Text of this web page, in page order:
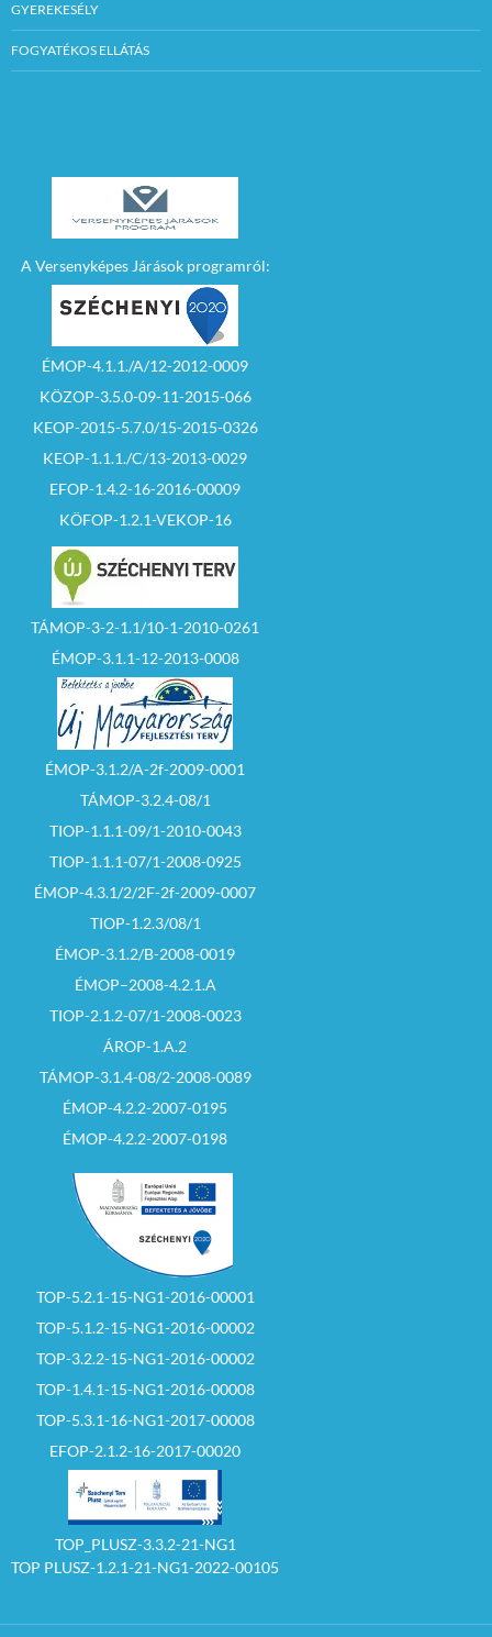
GYEREKESÉLY
FOGYATÉKOS ELLÁTÁS
A Versenyképes Járások programról:
ÉMOP-4.1.1./A/12-2012-0009
KÖZOP-3.5.0-09-11-2015-066
KEOP-2015-5.7.0/15-2015-0326
KEOP-1.1.1./C/13-2013-0029
EFOP-1.4.2-16-2016-00009
KÖFOP-1.2.1-VEKOP-16
TÁMOP-3-2-1.1/10-1-2010-0261
ÉMOP-3.1.1-12-2013-0008
ÉMOP-3.1.2/A-2f-2009-0001
TÁMOP-3.2.4-08/1
TIOP-1.1.1-09/1-2010-0043
TIOP-1.1.1-07/1-2008-0925
ÉMOP-4.3.1/2/2F-2f-2009-0007
TIOP-1.2.3/08/1
ÉMOP-3.1.2/B-2008-0019
ÉMOP–2008-4.2.1.A
TIOP-2.1.2-07/1-2008-0023
ÁROP-1.A.2
TÁMOP-3.1.4-08/2-2008-0089
ÉMOP-4.2.2-2007-0195
ÉMOP-4.2.2-2007-0198
TOP-5.2.1-15-NG1-2016-00001
TOP-5.1.2-15-NG1-2016-00002
TOP-3.2.2-15-NG1-2016-00002
TOP-1.4.1-15-NG1-2016-00008
TOP-5.3.1-16-NG1-2017-00008
EFOP-2.1.2-16-2017-00020
TOP_PLUSZ-3.3.2-21-NG1
TOP PLUSZ-1.2.1-21-NG1-2022-00105